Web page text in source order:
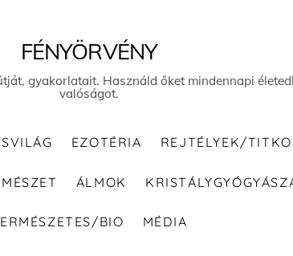
FÉNYÖRVÉNY
gyakorlatait. Használd őket mindennapi
valóságot.
EZOTÉRIA REJTÉLYEK/
ÁLMOK
BIO MÉDIA